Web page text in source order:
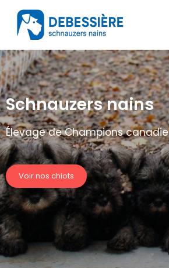
Schnauzers nains
Élevage de Champions
Voir nos chiots